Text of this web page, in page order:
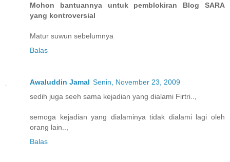
Mohon bantuannya untuk pemblokiran Blog SARA
yang kontroversial
Matur suwun sebelumnya
Balas
Awaluddin Jamal Senin, November 23, 2009
sedih juga seeh sama kejadian yang dialami Firtri..,
semoga kejadian yang dialaminya tidak dialami lagi oleh
orang lain..,
Balas